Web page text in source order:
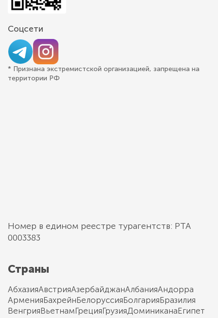
Соцсети
* Признана экстремистской организацией, запрещена на
территории РФ
Номер в едином реестре турагентств: РТА
0003383
Страны
АбхазияАвстрияАзербайджанАлбанияАндорра
АрменияБахрейнБелоруссияБолгарияБразилия
ВенгрияВьетнамГрецияГрузияДоминиканаЕгипет